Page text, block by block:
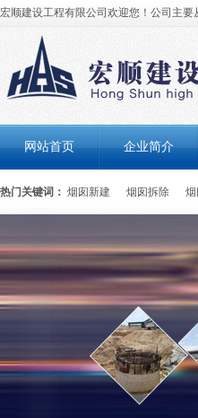
宏顺建设工程有限公司欢迎您！公司主
网站首页 企业简介
热门关键词： 烟囱新建 烟囱拆除 烟